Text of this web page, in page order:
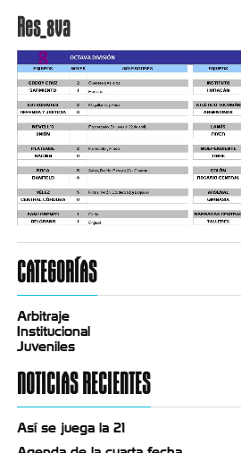
Res_8va
CATEGORÍAS
Arbitraje
Institucional
Juveniles
NOTICIAS RECIENTES
Así se juega la 21